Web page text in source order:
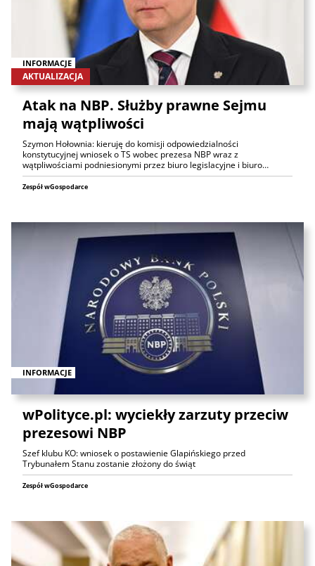
INFORMACJE
AKTUALIZACJA
Atak na NBP. Służby prawne Sejmu
mają wątpliwości
Szymon Hołownia: kieruję do komisji odpowiedzialności
konstytucyjnej wniosek o TS wobec prezesa NBP wraz z
wątpliwościami podniesionymi przez biuro legislacyjne i biuro…
Zespół wGospodarce
INFORMACJE
wPolityce.pl: wyciekły zarzuty przeciw
prezesowi NBP
Szef klubu KO: wniosek o postawienie Glapińskiego przed
Trybunałem Stanu zostanie złożony do świąt
Zespół wGospodarce